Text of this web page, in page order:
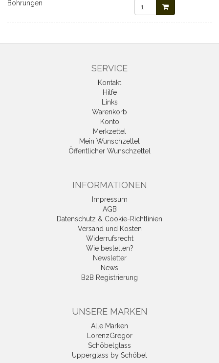
Bohrungen
SERVICE
Kontakt
Hilfe
Links
Warenkorb
Konto
Merkzettel
Mein Wunschzettel
Öffentlicher Wunschzettel
INFORMATIONEN
Impressum
AGB
Datenschutz & Cookie-Richtlinien
Versand und Kosten
Widerrufsrecht
Wie bestellen?
Newsletter
News
B2B Registrierung
UNSERE MARKEN
Alle Marken
LorenzGregor
Schöbelglass
Upperglass by Schöbel